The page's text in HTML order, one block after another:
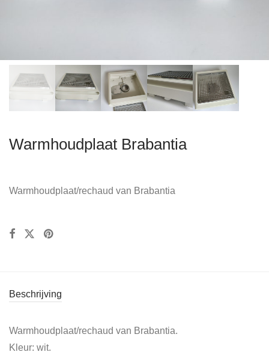
Warmhoudplaat Brabantia
Warmhoudplaat/rechaud van Brabantia
Beschrijving
Warmhoudplaat/rechaud van Brabantia.
Kleur: wit.